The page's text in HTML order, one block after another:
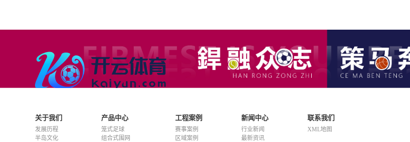
关于我们
发展历程
半岛文化
产品中心
笼式足球
组合式围网
工程案例
赛事案例
区域案例
新闻中心
行业新闻
最新资讯
联系我们
XML地图